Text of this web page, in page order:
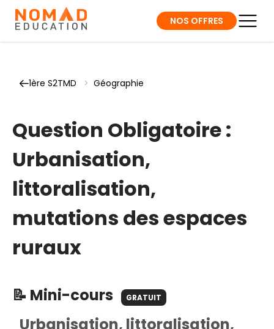
NOS OFFRES
1ère S2TMD > Géographie
Question Obligatoire :
Urbanisation,
littoralisation,
mutations des espaces
ruraux
📝 Mini-cours GRATUIT
Urbanisation, littoralisation,